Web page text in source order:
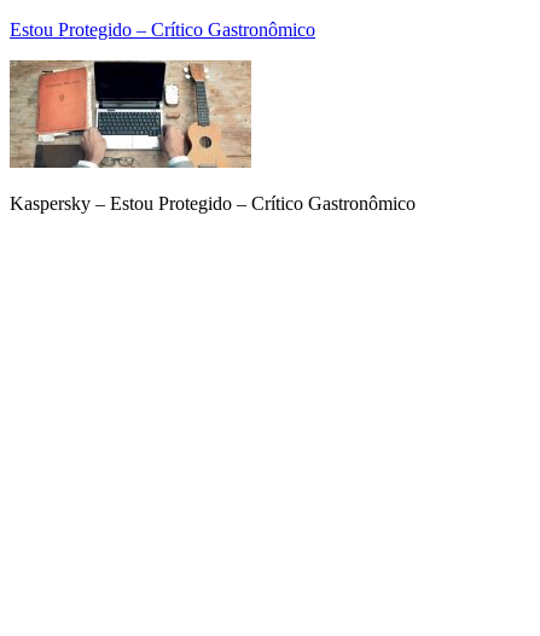
Estou Protegido – Crítico Gastronômico
Kaspersky – Estou Protegido – Crítico Gastronômico